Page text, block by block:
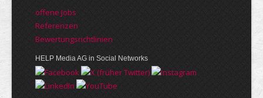
offene Jobs
Referenzen
Bewer­tungs­richt­linien
HELP Media AG in Social Networks